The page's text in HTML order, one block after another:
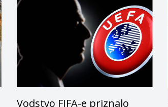
Vodstvo FIFA-e priznalo